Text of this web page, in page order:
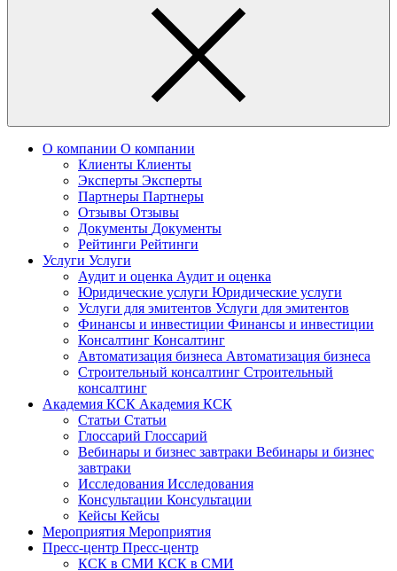
О компании О компании
Клиенты Клиенты
Эксперты Эксперты
Партнеры Партнеры
Отзывы Отзывы
Документы Документы
Рейтинги Рейтинги
Услуги Услуги
Аудит и оценка Аудит и оценка
Юридические услуги Юридические услуги
Услуги для эмитентов Услуги для эмитентов
Финансы и инвестиции Финансы и инвестиции
Консалтинг Консалтинг
Автоматизация бизнеса Автоматизация бизнеса
Строительный консалтинг Строительный
консалтинг
Академия КСК Академия КСК
Статьи Статьи
Глоссарий Глоссарий
Вебинары и бизнес завтраки Вебинары и бизнес
завтраки
Исследования Исследования
Консультации Консультации
Кейсы Кейсы
Мероприятия Мероприятия
Пресс-центр Пресс-центр
КСК в СМИ КСК в СМИ